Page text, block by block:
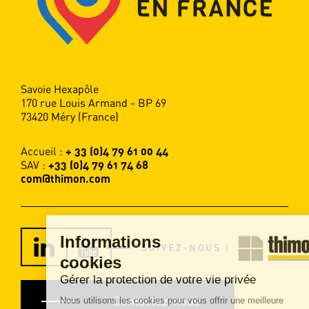
Savoie Hexapôle
170 rue Louis Armand - BP 69
73420 Méry (France)
Accueil : + 33 (0)4 79 61 00 44
SAV : +33 (0)4 79 61 74 68
com@thimon.com
SUIVEZ-NOUS !
Contactez-nous
Informations
cookies
Gérer la protection de votre vie privée
Nous utilisons les cookies pour vous offrir une meilleure